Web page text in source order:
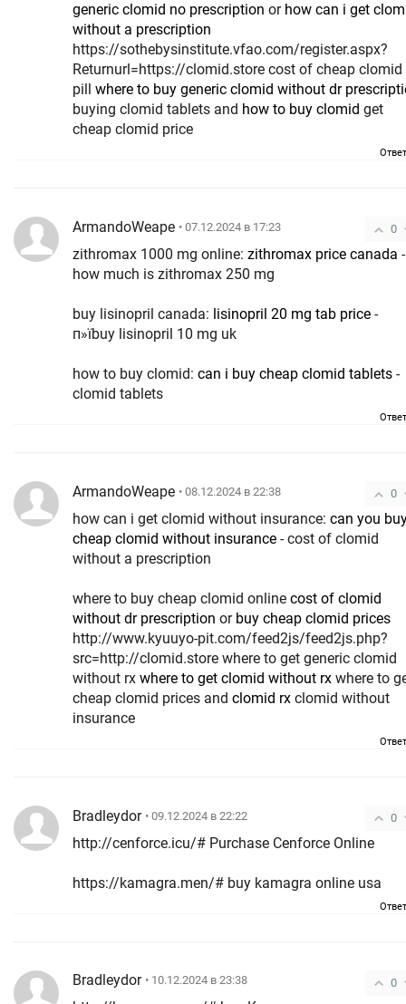
generic clomid no prescription or how can i get
without a prescription
https://sothebysinstitute.vfao.com/register.aspx?
Returnurl=https://clomid.store cost of cheap clomid
pill where to buy generic clomid without dr
buying clomid tablets and how to buy clomid get
cheap clomid price
0
ArmandoWeape • 07.12.2024 в 17:23
zithromax 1000 mg online: zithromax price canada -
how much is zithromax 250 mg
buy lisinopril canada: lisinopril 20 mg tab price -
п»їbuy lisinopril 10 mg uk
how to buy clomid: can i buy cheap clomid tablets -
clomid tablets
0
ArmandoWeape • 08.12.2024 в 22:38
how can i get clomid without insurance: can you
cheap clomid without insurance - cost of clomid
without a prescription
where to buy cheap clomid online cost of clomid
without dr prescription or buy cheap clomid prices
http://www.kyuuyo-pit.com/feed2js/feed2js.php?
src=http://clomid.store where to get generic clomid
without rx where to get clomid without rx where to
cheap clomid prices and clomid rx clomid without
insurance
0
Bradleydor • 09.12.2024 в 22:22
http://cenforce.icu/# Purchase Cenforce Online
https://kamagra.men/# buy kamagra online usa
0
Bradleydor • 10.12.2024 в 23:38